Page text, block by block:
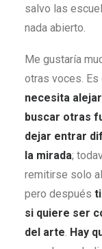
salvo las
nada abierto.
Me gustaría
otras voces. Es
necesita
buscar otras
dejar entrar
la mirada;
remitirse solo
pero después
si quiere ser
del arte. Hay